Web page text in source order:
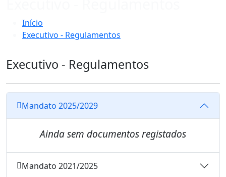
Início
Executivo - Regulamentos
Executivo - Regulamentos
Mandato 2025/2029
Ainda sem documentos registados
Mandato 2021/2025